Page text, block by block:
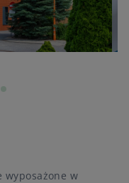
wyposażone w